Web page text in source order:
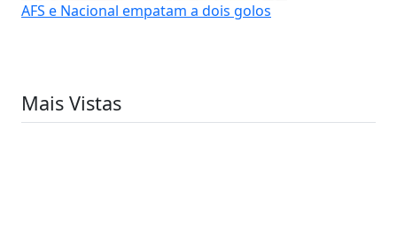
AFS e Nacional empatam a dois golos
Mais Vistas